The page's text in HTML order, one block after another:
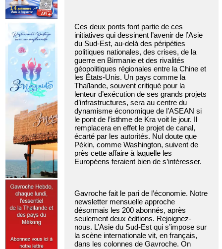
Ces deux ponts font partie de ces
initiatives qui dessinent l’avenir de l’Asie
du Sud-Est, au-delà des péripéties
politiques nationales, des crises, de la
guerre en Birmanie et des rivalités
géopolitiques régionales entre la Chine et
les États-Unis. Un pays comme la
Thaïlande, souvent critiqué pour la
lenteur d’exécution de ses grands projets
d’infrastructures, sera au centre du
dynamisme économique de l’ASEAN si
le pont de l’isthme de Kra voit le jour. Il
remplacera en effet le projet de canal,
écarté par les autorités. Nul doute que
Pékin, comme Washington, suivent de
près cette affaire à laquelle les
Européens feraient bien de s’intéresser.
Gavroche fait le pari de l’économie. Notre
newsletter mensuelle approche
désormais les 200 abonnés, après
seulement deux éditions. Rejoignez-
nous. L’Asie du Sud-Est qui s’impose sur
la scène internationale vit, en français,
dans les colonnes de Gavroche. On